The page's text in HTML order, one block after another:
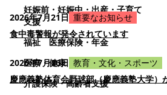
妊娠前・妊娠中・出産・子育て
支援
福祉
医療保険・年金
医療・健康
介護保険・高齢者支援
2026年7月21日 重要なお知らせ
食中毒警報が発令されています
2026年7月16日 教育・文化・スポーツ
慶應義塾体育会野球部（慶應義塾大学）